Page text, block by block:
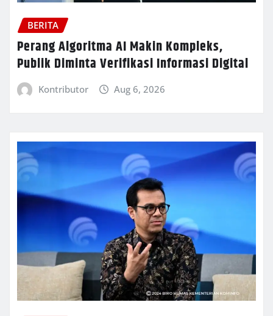
BERITA
Perang Algoritma AI Makin Kompleks,
Publik Diminta Verifikasi Informasi Digital
Kontributor Aug 6, 2026